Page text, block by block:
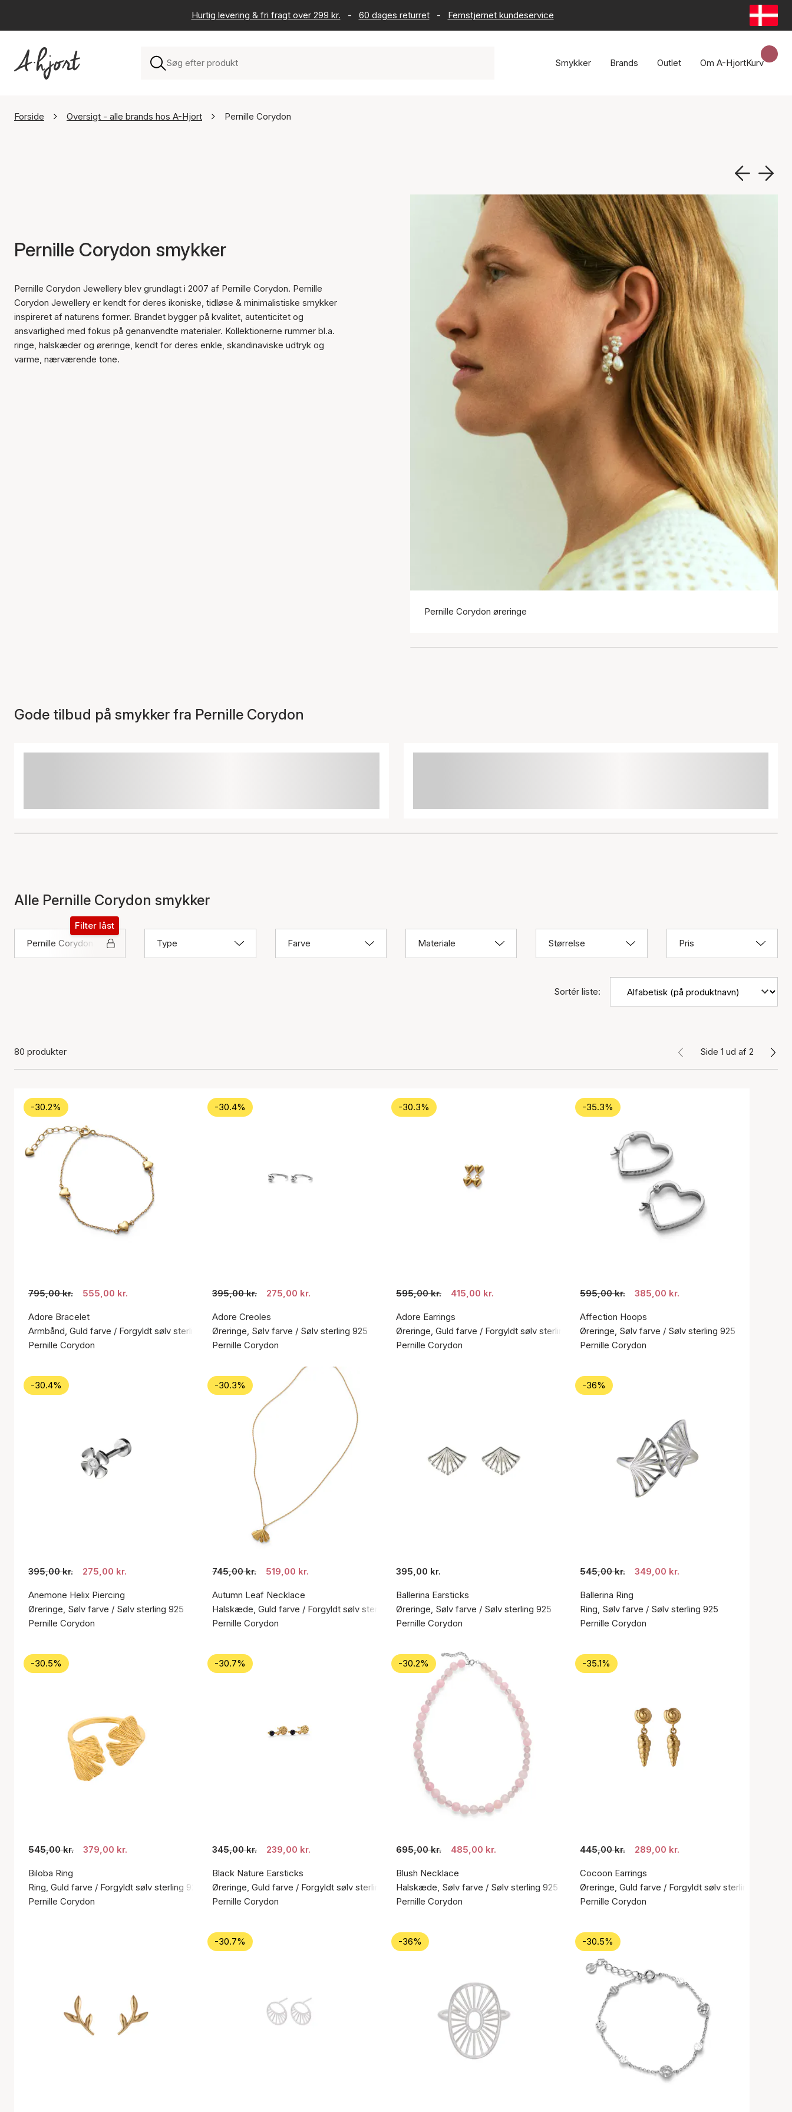
Hurtig levering & fri fragt over 299 kr. - 60 dages returret - Femstjernet kundeservice
Smykker Brands Outlet Om A-HjortKurv
Forside Oversigt - alle brands hos A-Hjort Pernille Corydon
Pernille Corydon smykker
Pernille Corydon Jewellery blev grundlagt i 2007 af Pernille Corydon. Pernille
Corydon Jewellery er kendt for deres ikoniske, tidløse & minimalistiske smykker
inspireret af naturens former. Brandet bygger på kvalitet, autenticitet og
ansvarlighed med fokus på genanvendte materialer. Kollektionerne rummer bl.a.
ringe, halskæder og øreringe, kendt for deres enkle, skandinaviske udtryk og
varme, nærværende tone.
Pernille Corydon øreringe
Gode tilbud på smykker fra Pernille Corydon
Alle Pernille Corydon smykker
Pernille Corydon
Filter låst
Type
Farve Materiale Størrelse Pris
Sortér liste:
80 produkter Side 1 ud af 2
-30.2%
795,00 kr. 555,00 kr.
Adore Bracelet
Armbånd, Guld farve / Forgyldt sølv sterling 925
Pernille Corydon
-30.4%
395,00 kr. 275,00 kr.
Adore Creoles
Øreringe, Sølv farve / Sølv sterling 925
Pernille Corydon
-30.3%
595,00 kr. 415,00 kr.
Adore Earrings
Øreringe, Guld farve / Forgyldt sølv sterling 925
Pernille Corydon
-35.3%
595,00 kr. 385,00 kr.
Affection Hoops
Øreringe, Sølv farve / Sølv sterling 925
Pernille Corydon
-30.4%
395,00 kr. 275,00 kr.
Anemone Helix Piercing
Øreringe, Sølv farve / Sølv sterling 925
Pernille Corydon
-30.3%
745,00 kr. 519,00 kr.
Autumn Leaf Necklace
Halskæde, Guld farve / Forgyldt sølv sterling 925
Pernille Corydon
395,00 kr.
Ballerina Earsticks
Øreringe, Sølv farve / Sølv sterling 925
Pernille Corydon
-36%
545,00 kr. 349,00 kr.
Ballerina Ring
Ring, Sølv farve / Sølv sterling 925
Pernille Corydon
-30.5%
545,00 kr. 379,00 kr.
Biloba Ring
Ring, Guld farve / Forgyldt sølv sterling 925
Pernille Corydon
-30.7%
345,00 kr. 239,00 kr.
Black Nature Earsticks
Øreringe, Guld farve / Forgyldt sølv sterling 925
Pernille Corydon
-30.2%
695,00 kr. 485,00 kr.
Blush Necklace
Halskæde, Sølv farve / Sølv sterling 925
Pernille Corydon
-35.1%
445,00 kr. 289,00 kr.
Cocoon Earrings
Øreringe, Guld farve / Forgyldt sølv sterling 925
Pernille Corydon
-30.7% -36% -30.5%